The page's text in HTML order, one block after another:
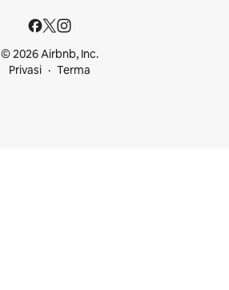
© 2026 Airbnb, Inc.
Privasi
Terma